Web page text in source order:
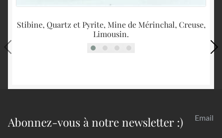
Stibine, Quartz et Pyrite, Mine de Mérinchal, Creuse,
Limousin.
Abonnez-vous à notre newsletter :) Email